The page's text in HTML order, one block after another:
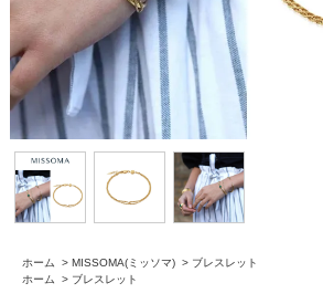
ホーム > MISSOMA(ミッソマ) > ブレスレット
ホーム
> ブレスレット